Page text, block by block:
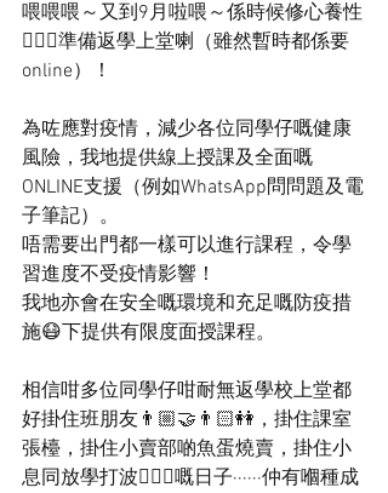
喂喂喂～又到9月啦喂～係時候修心養性
🙍🏻‍♀️準備返學上堂喇（雖然暫時都係要
online）！
為咗應對疫情，減少各位同學仔嘅健康
風險，我地提供線上授課及全面嘅
ONLINE支援（例如WhatsApp問問題及電
子筆記）。
唔需要出門都一樣可以進行課程，令學
習進度不受疫情影響！
我地亦會在安全嘅環境和充足嘅防疫措
施😷下提供有限度面授課程。
相信咁多位同學仔咁耐無返學校上堂都
好掛住班朋友👨🏼‍🤝‍👨🏻👭，掛住課室
張檯，掛住小賣部啲魚蛋燒賣，掛住小
息同放學打波⛹🏻‍♂️嘅日子······仲有嗰種成